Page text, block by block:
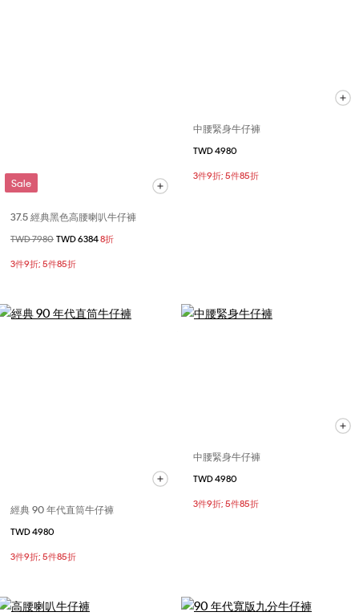
Sale
37.5 經典黑色高腰喇叭牛仔褲
價格扣減從
TWD 7980 至
TWD 63848折
3件9折; 5件85折
中腰緊身牛仔褲
TWD 4980
3件9折; 5件85折
經典 90 年代直筒牛仔褲
TWD 4980
3件9折; 5件85折
中腰緊身牛仔褲
TWD 4980
3件9折; 5件85折